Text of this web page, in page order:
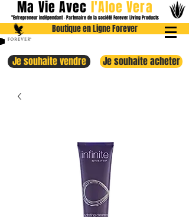
Ma Vie Avec l'AloeVera
"Entrepreneur indépendant - Partenaire de la société Forever Living Products
Boutique en Ligne Forever
Je souhaite vendre Je souhaite acheter